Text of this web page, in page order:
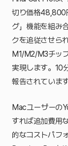
切り価格48,800
グ」機能を組み
クを追従させら
M1/M2/M3チッ
実現します。10
報告されています
Macユーザーの
すれば追加費用
的なコストパフ